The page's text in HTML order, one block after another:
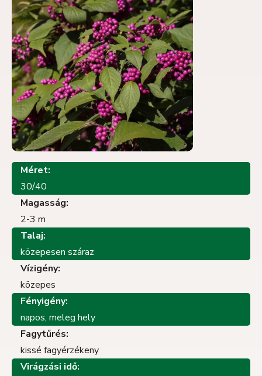
Méret:
30/40
Magasság:
2-3 m
Talaj:
közepesen száraz
Vízigény:
közepes
Fényigény:
napos, meleg hely
Fagytűrés:
kissé fagyérzékeny
Virágzási idő: